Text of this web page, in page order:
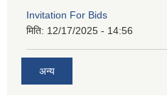
Invitation For Bids
मिति: 12/17/2025 - 14:56
अन्य